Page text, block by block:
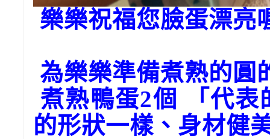
樂樂祝福您臉蛋漂亮
為樂樂準備煮熟的圓
煮熟鴨蛋2個 「代表
的形狀一樣、身材健